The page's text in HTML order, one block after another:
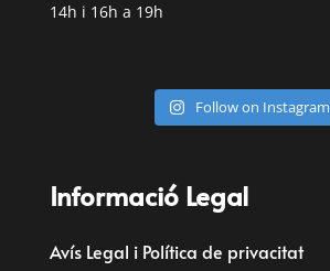
14h i 16h a 19h
Follow on Instagram
Informació Legal
Avís Legal i Política de privacitat